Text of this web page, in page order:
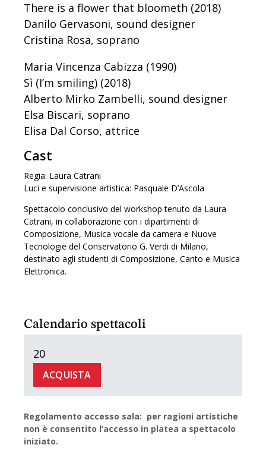
There is a flower that bloometh (2018)
Danilo Gervasoni, sound designer
Cristina Rosa, soprano
Maria Vincenza Cabizza (1990)
Sì (I’m smiling) (2018)
Alberto Mirko Zambelli, sound designer
Elsa Biscari, soprano
Elisa Dal Corso, attrice
Cast
Regia: Laura Catrani
Luci e supervisione artistica: Pasquale D’Ascola
Spettacolo conclusivo del workshop tenuto da Laura
Catrani, in collaborazione con i dipartimenti di
Composizione, Musica vocale da camera e Nuove
Tecnologie del Conservatorio G. Verdi di Milano,
destinato agli studenti di Composizione, Canto e Musica
Elettronica.
Calendario spettacoli
20
ACQUISTA
Regolamento accesso sala: per ragioni artistiche
non è consentito l’accesso in platea a spettacolo
iniziato.